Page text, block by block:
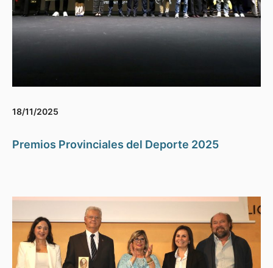
18/11/2025
Premios Provinciales del Deporte 2025